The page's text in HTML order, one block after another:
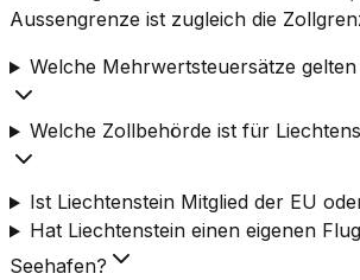
Aussengrenze ist zugleich die
Welche Mehrwertsteuersätze
Welche Zollbehörde ist für
Ist Liechtenstein Mitglied der EU
Hat Liechtenstein einen eigenen
Seehafen?